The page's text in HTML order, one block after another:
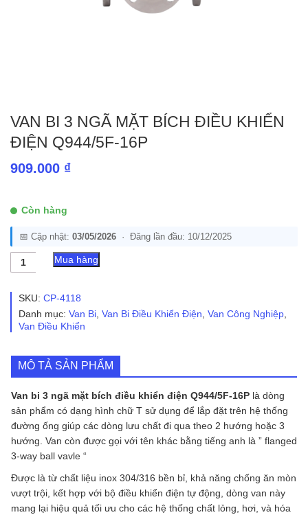
VAN BI 3 NGÃ MẶT BÍCH ĐIỀU KHIỂN
ĐIỆN Q944/5F-16P
909.000 ₫
Còn hàng
📅 Cập nhật: 03/05/2026 · Đăng lần đầu: 10/12/2025
Van
bi
ngã
bích
điều
điện
Q944/5F-
16P
số
lượng
Mua hàng
SKU: CP-4118
Danh mục: Van Bi, Van Bi Điều Khiển Điện, Van Công Nghiệp,
Van Điều Khiển
MÔ TẢ SẢN PHẨM
Van bi 3 ngã mặt bích điều khiển điện Q944/5F-16P là dòng
sản phẩm có dạng hình chữ T sử dụng để lắp đặt trên hệ thống
đường ống giúp các dòng lưu chất đi qua theo 2 hướng hoặc 3
hướng. Van còn được gọi với tên khác bằng tiếng anh là ” flanged
3-way ball vavle “
Được là từ chất liệu inox 304/316 bền bỉ, khả năng chống ăn mòn
vượt trội, kết hợp với bộ điều khiển điện tự động, dòng van này
mang lại hiệu quả tối ưu cho các hệ thống chất lỏng, hơi, và hóa